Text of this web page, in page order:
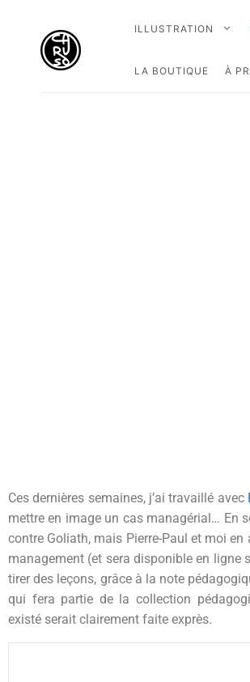
ILLUSTRATION
LA BOUTIQUE À
Ces dernières semaines, j’ai travaillé avec
mettre en image un cas managérial… En
contre Goliath, mais Pierre-Paul et moi
management (et sera disponible en ligne
tirer des leçons, grâce à la note
qui fera partie de la collection
existé serait clairement faite exprès.